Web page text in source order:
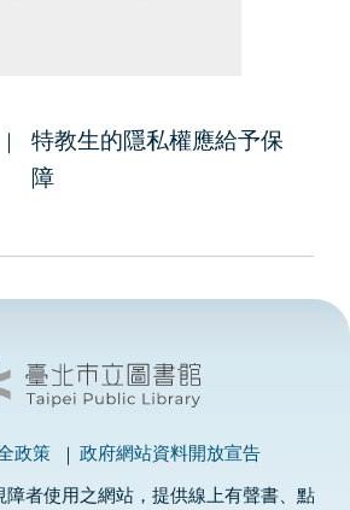
特教生的隱私權應給予保
障
政策 政府網站資料開放宣告
障者使用之網站，提供線上有聲書、點